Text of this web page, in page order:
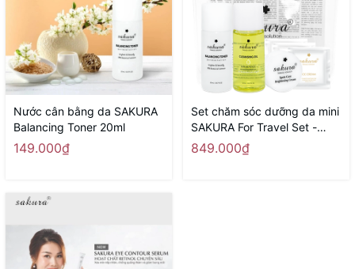
Nước cân bằng da SAKURA
Balancing Toner 20ml
149.000₫
Set chăm sóc dưỡng da mini
SAKURA For Travel Set -
Hàng Nhật nội địa
849.000₫